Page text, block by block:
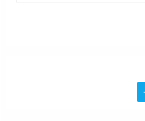
“الجفيرة” بالساحل الشمالي